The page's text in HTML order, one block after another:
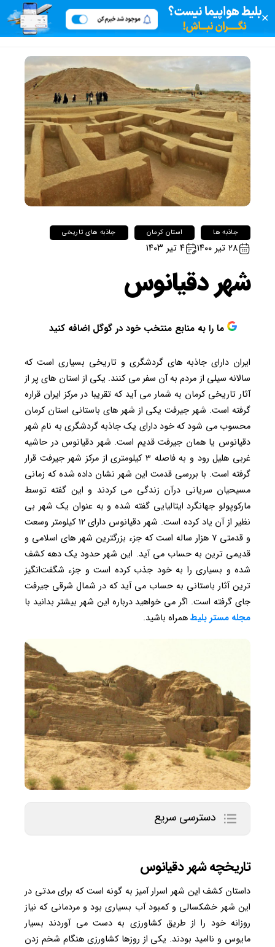
✕
جاذبه ها استان کرمان جاذبه های تاریخی
۲۸ تیر ۱۴۰۰ ۴ تیر ۱۴۰۳
شهر دقیانوس
ما را به منابع منتخب خود در گوگل اضافه کنید
ایران دارای جاذبه های گردشگری و تاریخی بسیاری است که
سالانه سیلی از مردم به آن سفر می کنند. یکی از استان های پر از
آثار تاریخی کرمان به شمار می آید که تقریبا در مرکز ایران قراره
گرفته است. شهر جیرفت یکی از شهر های باستانی استان کرمان
محسوب می شود که خود دارای یک جاذبه گردشگری به نام شهر
دقیانوس یا همان جیرفت قدیم است. شهر دقیانوس در حاشیه
غربی هلیل رود و به فاصله ۳ کیلومتری از مرکز شهر جیرفت قرار
گرفته است. با بررسی قدمت این شهر نشان داده شده که زمانی
مسیحیان سریانی درآن زندگی می کردند و این گفته توسط
مارکوپولو جهانگرد ایتالیایی گفته شده و به عنوان یک شهر بی
نظیر از آن یاد کرده است. شهر دقیانوس دارای ۱۲ کیلومتر وسعت
و قدمتی ۷ هزار ساله است که جزء بزرگترین شهر های اسلامی و
قدیمی ترین به حساب می آید. این شهر حدود یک دهه کشف
شده و بسیاری را به خود جذب کرده است و جزء شگفت‌انگیز
ترین آثار باستانی به حساب می آید که در شمال شرقی جیرفت
جای گرفته است. اگر می خواهید درباره این شهر بیشتر بدانید با
مجله مستر بلیطهمراه باشید.
دسترسی سریع
تاریخچه شهر دقیانوس
داستان کشف این شهر اسرار آمیز به گونه است که برای مدتی در
این شهر خشکسالی و کمبود آب بسیاری بود و مردمانی که نیاز
روزانه خود را از طریق کشاورزی به دست می آوردند بسیار
مایوس و ناامید بودند. یکی از روزها کشاورزی هنگام شخم زدن